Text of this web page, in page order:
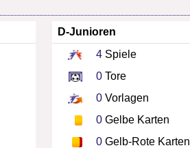
D-Junioren
4 Spiele
0 Tore
0 Vorlagen
0 Gelbe Karten
0 Gelb-Rote Karten